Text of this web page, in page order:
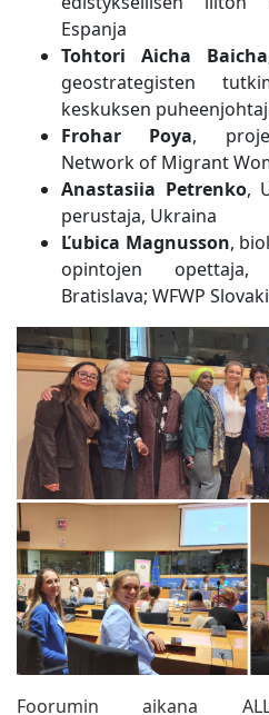
Espanja
Tohtori Aicha Baicha
geostrategisten
keskuksen
Frohar Poya,
Network of Migrant
Anastasiia Petrenko,
perustaja, Ukraina
Ľubica Magnusson,
opintojen opettaja,
Bratislava; WFWP
Foorumin aikana